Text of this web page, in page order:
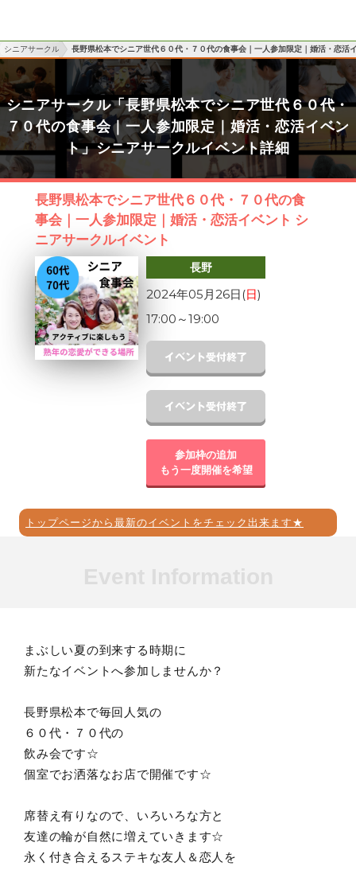
シニアサークル 長野県松本でシニア世代６０代・７０代の食事会｜一人参加限定｜婚活・恋活
シニアサークル「長野県松本でシニア世代６０代・
７０代の食事会｜一人参加限定｜婚活・恋活イベン
ト」シニアサークルイベント詳細
長野県松本でシニア世代６０代・７０代の食
事会｜一人参加限定｜婚活・恋活イベント シ
ニアサークルイベント
長野
2024年05月26日(日)
17:00 ～19:00
参加枠の追加
もう一度開催を希望
トップページから最新のイベントをチェック出来ます★
まぶしい夏の到来する時期に
新たなイベントへ参加しませんか？
長野県松本で毎回人気の
６０代・７０代の
飲み会です☆
個室でお洒落なお店で開催です☆
席替え有りなので、いろいろな方と
友達の輪が自然に増えていきます☆
永く付き合えるステキな友人＆恋人を